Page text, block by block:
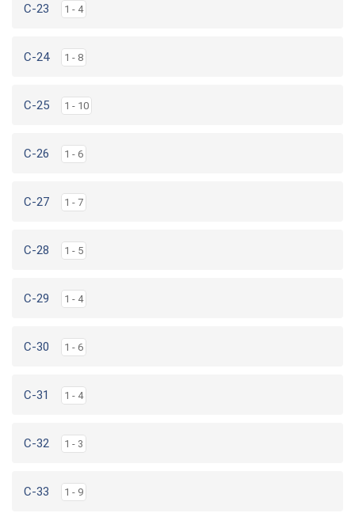
C-23 1 - 4
C-24 1 - 8
C-25 1 - 10
C-26 1 - 6
C-27 1 - 7
C-28 1 - 5
C-29 1 - 4
C-30 1 - 6
C-31 1 - 4
C-32 1 - 3
C-33 1 - 9